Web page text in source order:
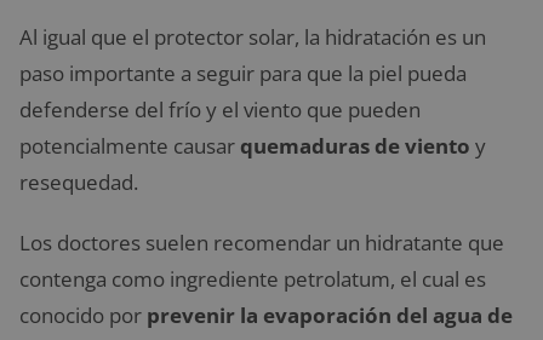
Al igual que el protector solar, la hidratación es un
paso importante a seguir para que la piel pueda
defenderse del frío y el viento que pueden
potencialmente causar quemaduras de viento y
resequedad.
Los doctores suelen recomendar un hidratante que
contenga como ingrediente petrolatum, el cual es
conocido por prevenir la evaporación del agua de